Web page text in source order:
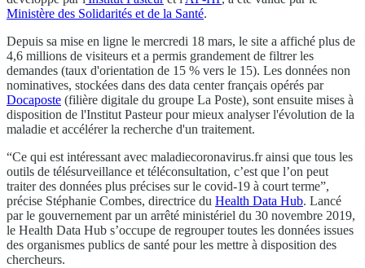
Ministère des Solidarités et de la Santé.
Depuis sa mise en ligne le mercredi 18 mars, le site a affiché plus de
4,6 millions de visiteurs et a permis grandement de filtrer les
demandes (taux d'orientation de 15 % vers le 15). Les données non
nominatives, stockées dans des data center français opérés par
Docaposte (filière digitale du groupe La Poste), sont ensuite mises à
disposition de l'Institut Pasteur pour mieux analyser l'évolution de la
maladie et accélérer la recherche d'un traitement.
“Ce qui est intéressant avec maladiecoronavirus.fr ainsi que tous les
outils de télésurveillance et téléconsultation, c’est que l’on peut
traiter des données plus précises sur le covid-19 à court terme”,
précise Stéphanie Combes, directrice du Health Data Hub. Lancé
par le gouvernement par un arrêté ministériel du 30 novembre 2019,
le Health Data Hub s’occupe de regrouper toutes les données issues
des organismes publics de santé pour les mettre à disposition des
chercheurs.